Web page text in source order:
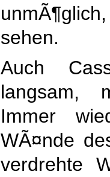
sehen.
Auch
langsam,
Immer
WÃ¤nde
verdrehte